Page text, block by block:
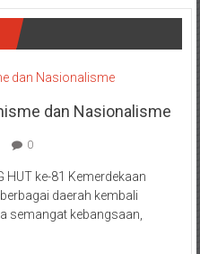
dan Nasionalisme
0
ke-81 Kemerdekaan
daerah kembali
semangat kebangsaan,